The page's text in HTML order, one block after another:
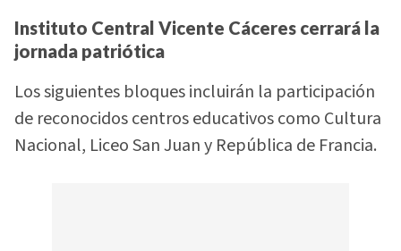
Instituto Central Vicente Cáceres cerrará la
jornada patriótica
Los siguientes bloques incluirán la participación
de reconocidos centros educativos como Cultura
Nacional, Liceo San Juan y República de Francia.